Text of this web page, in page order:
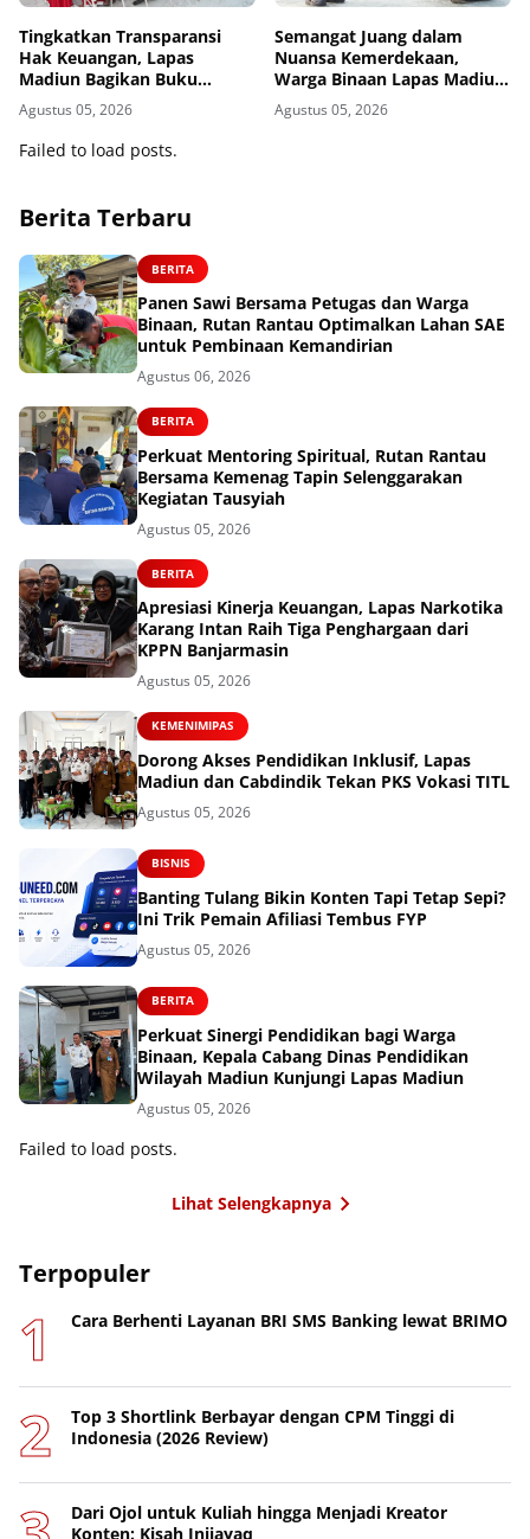
Tingkatkan Transparansi
Hak Keuangan, Lapas
Madiun Bagikan Buku
Tabungan dan ATM BRI
kepada Warga Binaan
Agustus 05, 2026
Semangat Juang dalam
Nuansa Kemerdekaan,
Warga Binaan Lapas Madiun
Adu Kekompakan dalam
Lomba Estafet Tepung dan
Agustus 05, 2026
Failed to load posts.
Berita Terbaru
BERITA
Panen Sawi Bersama Petugas dan Warga
Binaan, Rutan Rantau Optimalkan Lahan SAE
untuk Pembinaan Kemandirian
Agustus 06, 2026
BERITA
Perkuat Mentoring Spiritual, Rutan Rantau
Bersama Kemenag Tapin Selenggarakan
Kegiatan Tausyiah
Agustus 05, 2026
BERITA
Apresiasi Kinerja Keuangan, Lapas Narkotika
Karang Intan Raih Tiga Penghargaan dari
KPPN Banjarmasin
Agustus 05, 2026
KEMENIMIPAS
Dorong Akses Pendidikan Inklusif, Lapas
Madiun dan Cabdindik Tekan PKS Vokasi TITL
Agustus 05, 2026
BISNIS
Banting Tulang Bikin Konten Tapi Tetap Sepi?
Ini Trik Pemain Afiliasi Tembus FYP
Agustus 05, 2026
BERITA
Perkuat Sinergi Pendidikan bagi Warga
Binaan, Kepala Cabang Dinas Pendidikan
Wilayah Madiun Kunjungi Lapas Madiun
Agustus 05, 2026
Failed to load posts.
Lihat Selengkapnya
Terpopuler
Cara Berhenti Layanan BRI SMS Banking lewat BRIMO
Top 3 Shortlink Berbayar dengan CPM Tinggi di
Indonesia (2026 Review)
Dari Ojol untuk Kuliah hingga Menjadi Kreator
Konten: Kisah Inijayaq